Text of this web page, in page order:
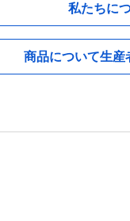
私たちに
商品について生産